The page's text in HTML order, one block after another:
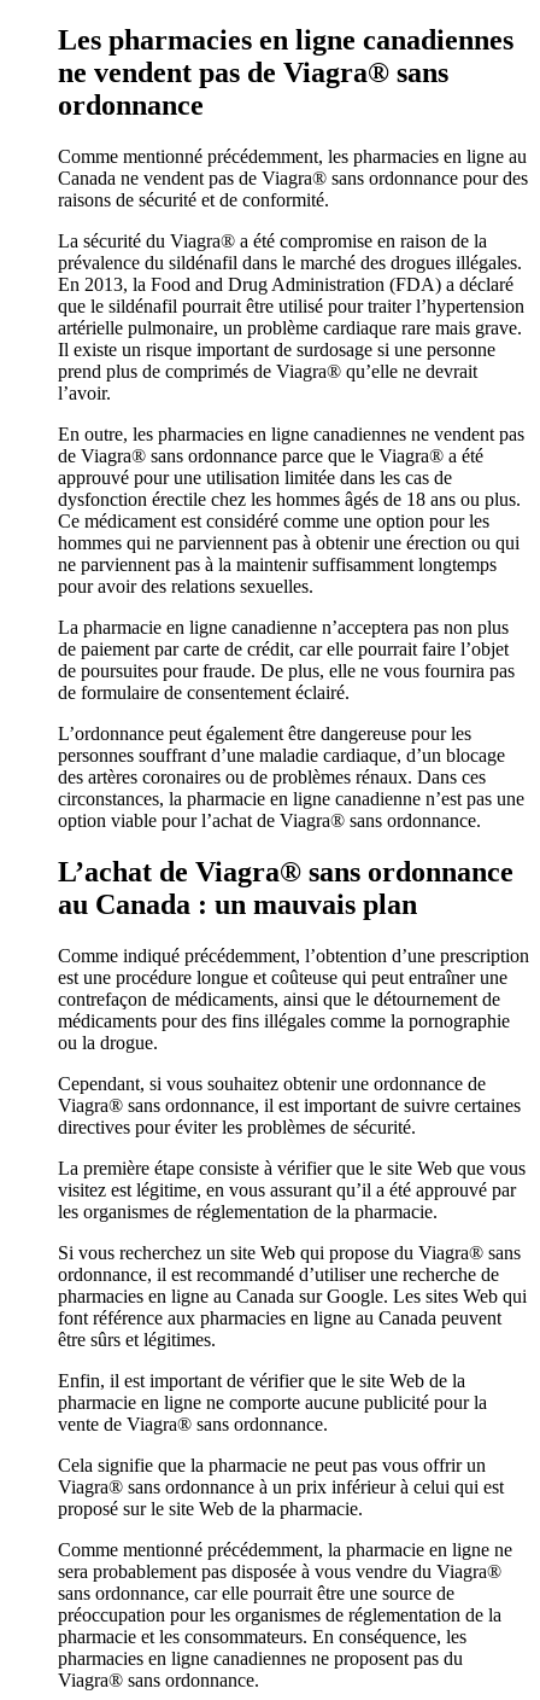
Les pharmacies en ligne canadiennes
ne vendent pas de Viagra® sans
ordonnance
Comme mentionné précédemment, les pharmacies en ligne au
Canada ne vendent pas de Viagra® sans ordonnance pour des
raisons de sécurité et de conformité.
La sécurité du Viagra® a été compromise en raison de la
prévalence du sildénafil dans le marché des drogues illégales.
En 2013, la Food and Drug Administration (FDA) a déclaré
que le sildénafil pourrait être utilisé pour traiter l’hypertension
artérielle pulmonaire, un problème cardiaque rare mais grave.
Il existe un risque important de surdosage si une personne
prend plus de comprimés de Viagra® qu’elle ne devrait
l’avoir.
En outre, les pharmacies en ligne canadiennes ne vendent pas
de Viagra® sans ordonnance parce que le Viagra® a été
approuvé pour une utilisation limitée dans les cas de
dysfonction érectile chez les hommes âgés de 18 ans ou plus.
Ce médicament est considéré comme une option pour les
hommes qui ne parviennent pas à obtenir une érection ou qui
ne parviennent pas à la maintenir suffisamment longtemps
pour avoir des relations sexuelles.
La pharmacie en ligne canadienne n’acceptera pas non plus
de paiement par carte de crédit, car elle pourrait faire l’objet
de poursuites pour fraude. De plus, elle ne vous fournira pas
de formulaire de consentement éclairé.
L’ordonnance peut également être dangereuse pour les
personnes souffrant d’une maladie cardiaque, d’un blocage
des artères coronaires ou de problèmes rénaux. Dans ces
circonstances, la pharmacie en ligne canadienne n’est pas une
option viable pour l’achat de Viagra® sans ordonnance.
L’achat de Viagra® sans ordonnance
au Canada : un mauvais plan
Comme indiqué précédemment, l’obtention d’une prescription
est une procédure longue et coûteuse qui peut entraîner une
contrefaçon de médicaments, ainsi que le détournement de
médicaments pour des fins illégales comme la pornographie
ou la drogue.
Cependant, si vous souhaitez obtenir une ordonnance de
Viagra® sans ordonnance, il est important de suivre certaines
directives pour éviter les problèmes de sécurité.
La première étape consiste à vérifier que le site Web que vous
visitez est légitime, en vous assurant qu’il a été approuvé par
les organismes de réglementation de la pharmacie.
Si vous recherchez un site Web qui propose du Viagra® sans
ordonnance, il est recommandé d’utiliser une recherche de
pharmacies en ligne au Canada sur Google. Les sites Web qui
font référence aux pharmacies en ligne au Canada peuvent
être sûrs et légitimes.
Enfin, il est important de vérifier que le site Web de la
pharmacie en ligne ne comporte aucune publicité pour la
vente de Viagra® sans ordonnance.
Cela signifie que la pharmacie ne peut pas vous offrir un
Viagra® sans ordonnance à un prix inférieur à celui qui est
proposé sur le site Web de la pharmacie.
Comme mentionné précédemment, la pharmacie en ligne ne
sera probablement pas disposée à vous vendre du Viagra®
sans ordonnance, car elle pourrait être une source de
préoccupation pour les organismes de réglementation de la
pharmacie et les consommateurs. En conséquence, les
pharmacies en ligne canadiennes ne proposent pas du
Viagra® sans ordonnance.